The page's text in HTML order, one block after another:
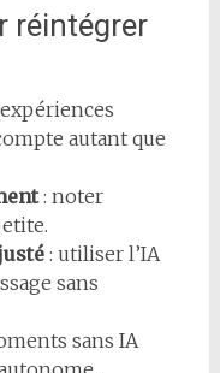
réintégrer
autant que
: noter
: utiliser l’IA
sans
sans IA